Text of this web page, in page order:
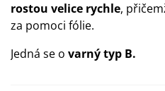
rostou velice rychle,
za pomoci fólie.
Jedná se o varný typ B.